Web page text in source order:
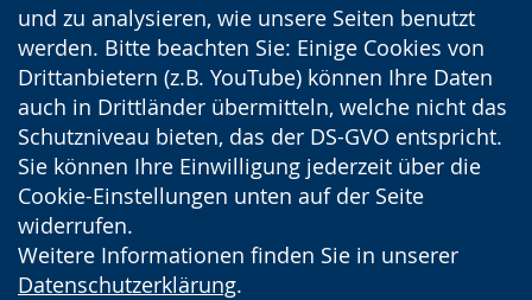
und zu analysieren, wie unsere Seiten benutzt
werden. Bitte beachten Sie: Einige Cookies von
Drittanbietern (z.B. YouTube) können Ihre Daten
auch in Drittländer übermitteln, welche nicht das
Schutzniveau bieten, das der DS-GVO entspricht.
Sie können Ihre Einwilligung jederzeit über die
Cookie-Einstellungen unten auf der Seite
widerrufen.
Weitere Informationen finden Sie in unserer
Datenschutzerklärung.